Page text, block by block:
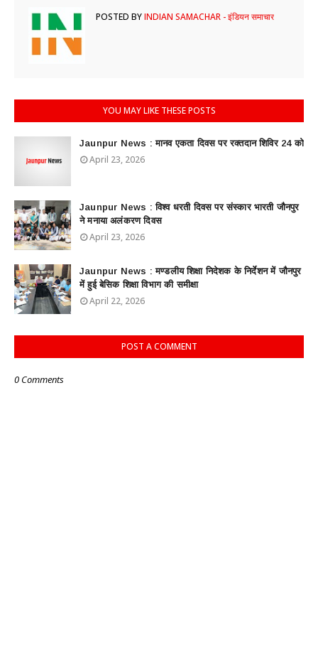
POSTED BYINDIAN SAMACHAR - इंडियन समाचार
YOU MAY LIKE THESE POSTS
Jaunpur News : ​मानव एकता दिवस पर रक्तदान शिविर 24 को
April 23, 2026
Jaunpur News : विश्व धरती दिवस पर संस्कार भारती जौनपुर
ने मनाया अलंकरण दिवस
April 23, 2026
Jaunpur News : ​मण्डलीय शिक्षा निदेशक के निर्देशन में जौनपुर
में हुई बेसिक शिक्षा विभाग की समीक्षा
April 22, 2026
POST A COMMENT
0 Comments